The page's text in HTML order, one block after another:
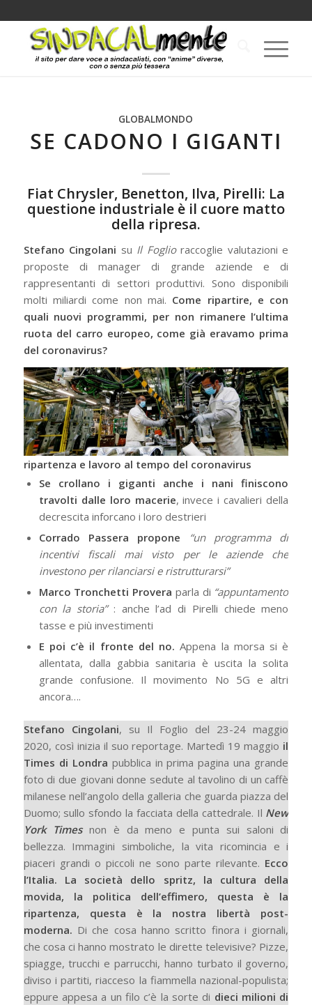
GLOBALMONDO
SE CADONO I GIGANTI
Fiat Chrysler, Benetton, Ilva, Pirelli: La
questione industriale è il cuore matto
della ripresa.
Stefano Cingolani su Il Foglioraccoglie valutazioni e
proposte di manager di grande aziende e di
rappresentanti di settori produttivi. Sono disponibili
molti miliardi come non mai. Come ripartire, e con
quali nuovi programmi, per non rimanere l’ultima
ruota del carro europeo, come già eravamo prima
del coronavirus?
ripartenza e lavoro al tempo del coronavirus
Se crollano i giganti anche i nani finiscono
travolti dalle loro macerie, invece i cavalieri della
decrescita inforcano i loro destrieri
Corrado Passera propone
“un programma di
incentivi fiscali mai visto per le aziende che
investono per rilanciarsi e ristrutturarsi”
Marco Tronchetti Provera parla di “appuntamento
con la storia”: anche l’ad di Pirelli chiede meno
tasse e più investimenti
E poi c’è il fronte del no. Appena la morsa si è
allentata, dalla gabbia sanitaria è uscita la solita
grande confusione. Il movimento No 5G e altri
ancora….
Stefano Cingolani, su Il Foglio del 23-24 maggio
2020, così inizia il suo reportage. Martedì 19 maggio il
Times di Londra pubblica in prima pagina una gran­de
foto di due giovani donne sedute al ta­volino di un caffè
milanese nell’angolo della galleria che guarda piazza del
Duo­mo; sullo sfondo la facciata della catte­drale. Il New
York Times non è da meno e punta sui saloni di
bellezza. Immagini simboliche, la vita ricomincia e i
piaceri grandi o piccoli ne sono parte rilevante. Ecco
l’Italia. La società dello spritz, la cultura della
movida, la politica dell’effi­mero, questa è la
ripartenza, questa è la nostra libertà post-
moderna. Di che cosa hanno scritto finora i giornali,
che cosa ci hanno mostrato le dirette televisive? Piz­ze,
spiagge, trucchi e parrucchi, hanno turbato il governo,
diviso i partiti, riacce­so la fiammella nazional-populista;
ep­pure appesa a un filo c’è la sorte di dieci milioni di